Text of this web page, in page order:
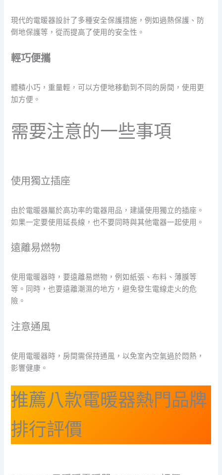
現代的電暖器設計了多種安全保護措施，例如過熱保護、防
倒地保護等，從而提高了使用的安全性。
輕巧便攜
體積小巧，重量輕，可以方便地移動到不同的房間，使用更
加方便。
需要注意的一些事項
使用獨立插座
由於電暖器屬於高功率的電器用品，建議使用獨立的插座。
如果一定要使用延長線，也不要同時與其他電器一起使用。
遠離易燃物
使用電暖器時，要遠離易燃物，例如紙張、布料、薄膜等
等。同時，也要遠離潮濕的地方，避免發生電線走火的危
險。
注意通風
使用電暖器時，房間需保持通風，以免室內空氣過於悶熱，
影響健康。
推薦八款電暖器熱門品牌
排行評價